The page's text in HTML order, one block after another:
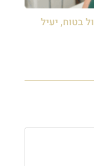
בטוח, יעיל